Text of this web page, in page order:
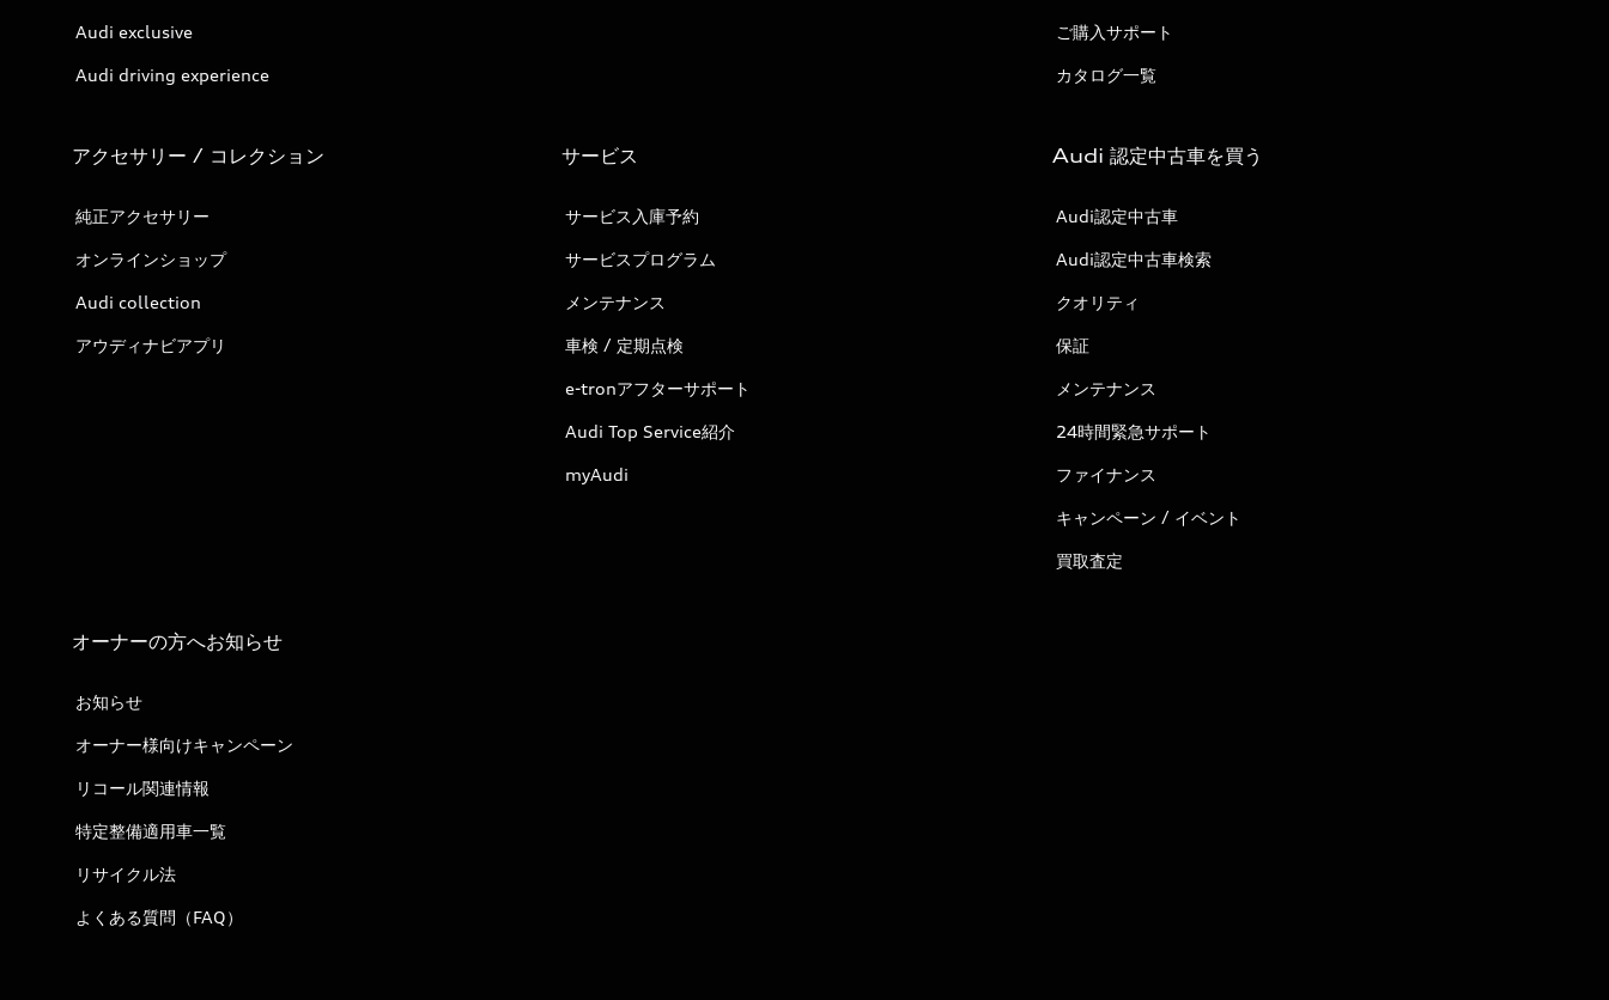
Audi exclusive
Audi driving experience
ご購入サポート
カタログ一覧
アクセサリー / コレクション
純正アクセサリー
オンラインショップ
Audi collection
アウディナビアプリ
サービス
サービス入庫予約
サービスプログラム
メンテナンス
車検 / 定期点検
e-tronアフターサポート
Audi Top Service紹介
myAudi
Audi 認定中古車を買う
Audi認定中古車
Audi認定中古車検索
クオリティ
保証
メンテナンス
24時間緊急サポート
ファイナンス
キャンペーン / イベント
買取査定
オーナーの方へお知らせ
お知らせ
オーナー様向けキャンペーン
リコール関連情報
特定整備適用車一覧
リサイクル法
よくある質問（FAQ）